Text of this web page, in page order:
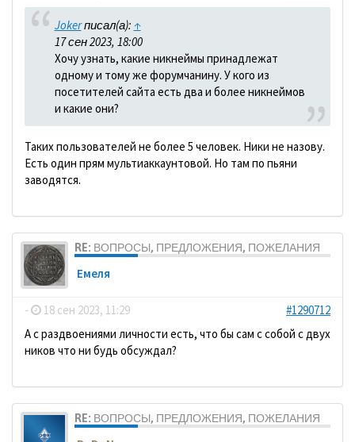
Jokerписал(а): ↑
17 сен 2023, 18:00
Хочу узнать, какие никнеймы принадлежат
одному и тому же форумчанину. У кого из
посетителей сайта есть два и более никнеймов
и какие они?
Таких пользователей не более 5 человек. Ники не назову.
Есть один прям мультиаккаунтовой. Но там по пьяни
заводятся.
RE: ВОПРОСЫ, ПРЕДЛОЖЕНИЯ, ПОЖЕЛАНИЯ
Емеля
- 18 сен 2023, 11:29
#1290712
А с раздвоениями личности есть, что бы сам с собой с двух
ников что ни будь обсуждал?
RE: ВОПРОСЫ, ПРЕДЛОЖЕНИЯ, ПОЖЕЛАНИЯ